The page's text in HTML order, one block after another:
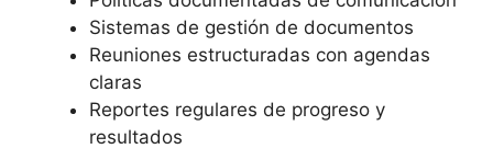
Sistemas de gestión de documentos
Reuniones estructuradas con agendas
claras
Reportes regulares de progreso y
resultados